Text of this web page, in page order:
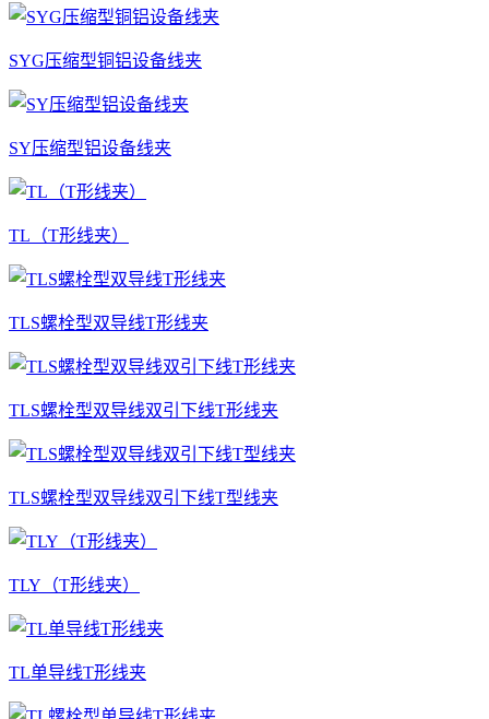
SYG压缩型铜铝设备线夹
SY压缩型铝设备线夹
TL（T形线夹）
TLS螺栓型双导线T形线夹
TLS螺栓型双导线双引下线T形线夹
TLS螺栓型双导线双引下线T型线夹
TLY（T形线夹）
TL单导线T形线夹